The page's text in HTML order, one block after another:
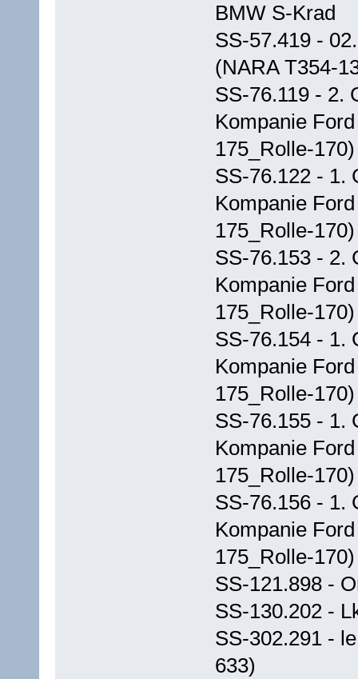
BMW S-Krad
SS-57.419 -
(NARA T354-
SS-76.119 - 2.
Kompanie
175_Rolle-170)
SS-76.122 - 1.
Kompanie
175_Rolle-170)
SS-76.153 - 2.
Kompanie
175_Rolle-170)
SS-76.154 - 1.
Kompanie
175_Rolle-170)
SS-76.155 - 1.
Kompanie
175_Rolle-170)
SS-76.156 - 1.
Kompanie
175_Rolle-170)
SS-121.898 -
SS-130.202 -
SS-302.291 -
633)